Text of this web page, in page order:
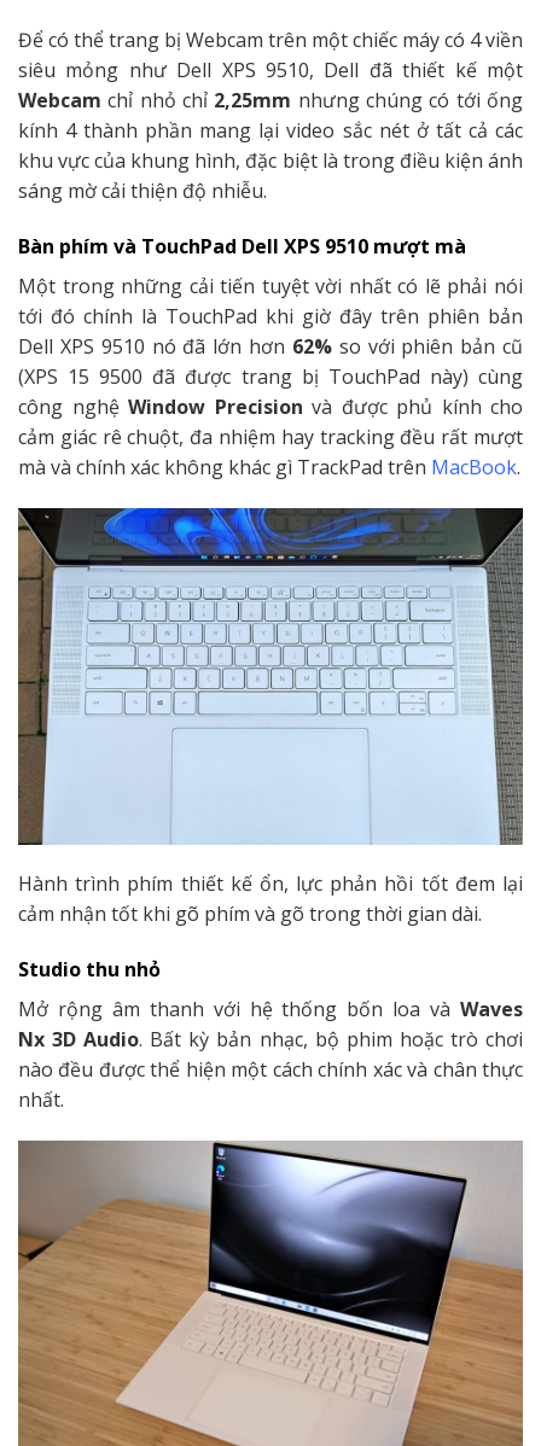
Để có thể trang bị Webcam trên một chiếc máy có 4 viền
siêu mỏng như Dell XPS 9510, Dell đã thiết kế một
Webcam chỉ nhỏ chỉ 2,25mm nhưng chúng có tới ống
kính 4 thành phần mang lại video sắc nét ở tất cả các
khu vực của khung hình, đặc biệt là trong điều kiện ánh
sáng mờ cải thiện độ nhiễu.
Bàn phím và TouchPad Dell XPS 9510 mượt mà
Một trong những cải tiến tuyệt vời nhất có lẽ phải nói
tới đó chính là TouchPad khi giờ đây trên phiên bản
Dell XPS 9510 nó đã lớn hơn 62%so với phiên bản cũ
(XPS 15 9500 đã được trang bị TouchPad này) cùng
công nghệ Window Precision và được phủ kính cho
cảm giác rê chuột, đa nhiệm hay tracking đều rất mượt
mà và chính xác không khác gì TrackPad trên MacBook.
Hành trình phím thiết kế ổn, lực phản hồi tốt đem lại
cảm nhận tốt khi gõ phím và gõ trong thời gian dài.
Studio thu nhỏ
Mở rộng âm thanh với hệ thống bốn loa và Waves
Nx 3D Audio. Bất kỳ bản nhạc, bộ phim hoặc trò chơi
nào đều được thể hiện một cách chính xác và chân thực
nhất.